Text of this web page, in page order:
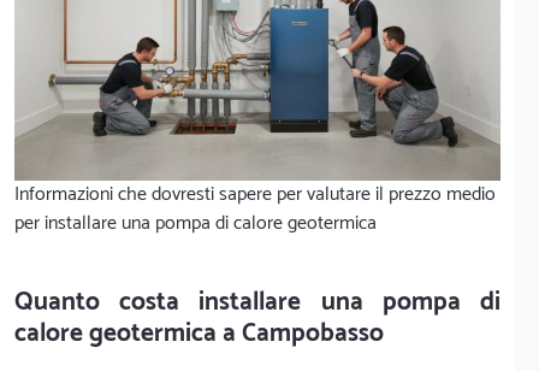
Informazioni che dovresti sapere per valutare il prezzo medio
per installare una pompa di calore geotermica
Quanto costa installare una pompa di
calore geotermica a Campobasso